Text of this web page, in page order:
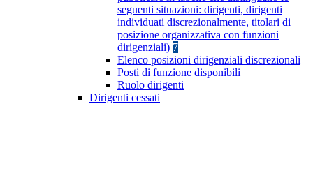
seguenti situazioni: dirigenti, dirigenti
individuati discrezionalmente, titolari di
posizione organizzativa con funzioni
dirigenziali) 7
Elenco posizioni dirigenziali discrezionali
Posti di funzione disponibili
Ruolo dirigenti
Dirigenti cessati